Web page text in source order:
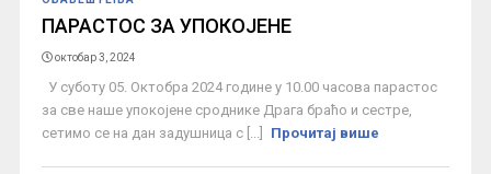
ПАРАСТОС ЗА УПОКОЈЕНЕ
октобар 3, 2024
У суботу 05. Октобра 2024 године у 10.00 часова парастос
за све наше упокојене сроднике Драга браћо и сестре,
сетимо се на дан задушница с [...]
Прочитај више